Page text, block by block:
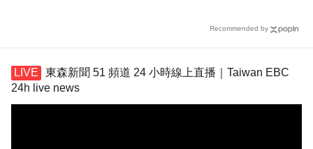
Recommended by
東森新聞 51 頻道 24 小時線上直播｜Taiwan EBC
24h live news